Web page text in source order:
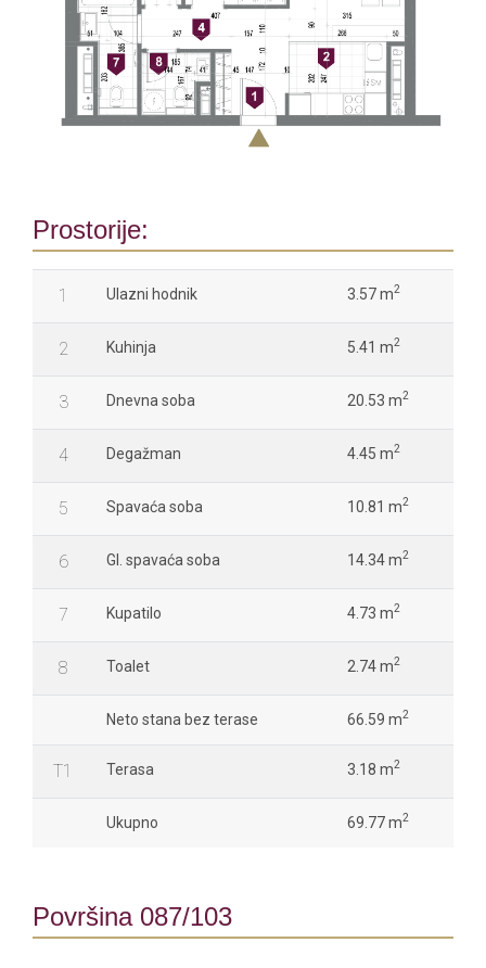
Prostorije:
1 Ulazni hodnik 3.57 m2
2 Kuhinja 5.41 m2
3 Dnevna soba 20.53 m2
4 Degažman 4.45 m2
5 Spavaća soba 10.81 m2
6 Gl. spavaća soba 14.34 m2
7 Kupatilo 4.73 m2
8 Toalet 2.74 m2
Neto stana bez terase 66.59 m2
T1 Terasa 3.18 m2
Ukupno 69.77 m2
Površina 087/103